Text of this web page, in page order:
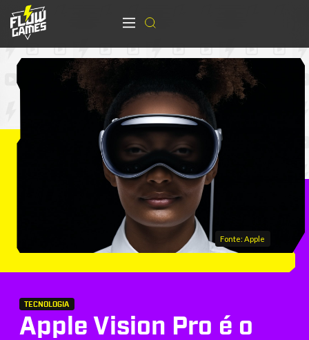
Fonte: Apple
TECNOLOGIA
Apple Vision Pro é o